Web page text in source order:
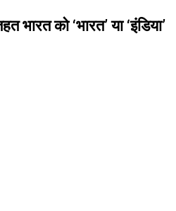
को ‘भारत’ या ‘इंडिया’